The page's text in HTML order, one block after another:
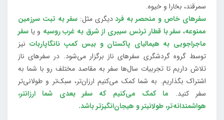
سمرقند، بخارا و خیوه.
سفرهای خاص و منحصر به فرددیگری مثل:سفر به تبت سرزمین
ممنوعه، سفر با قطار ترنس سیبری از شرق به غرب روسیه و یا سفر
ماجراجویی به هیمالیای پاکستان و بیس کمپ نانگاپاربات نیز
توسط گروه گردشگری سفرهای ناز برگزار می‌شود. در سفرهای ناز
تلاش داریم تا تجربیات سال‌ها سفر به مقاصد مختلف رو با شما به
اشتراک بگذاریم. به شما کمک می‌کنیم ارزان‌تر، سبک‌تر و طولانی‌تر
سفر کنید. ما کمک می‌کنیم که سفر بعدی شما ارزانتر،
هواشمندانه‌تر، طولانی‎تر و هیجان‌انگیزتر باشد.